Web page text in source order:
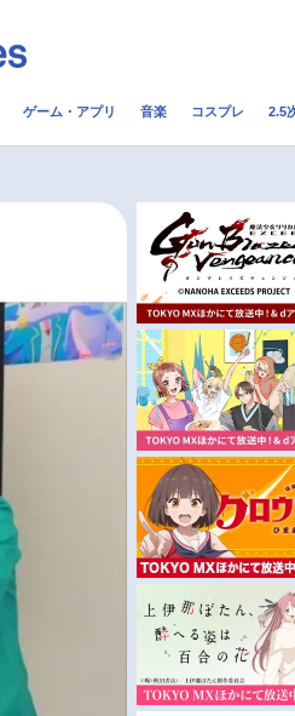
配信・Vtuber
今期アニメ曜日別一覧
春アニメ
ゲーム・アプリ 音楽 コスプレ 2.5